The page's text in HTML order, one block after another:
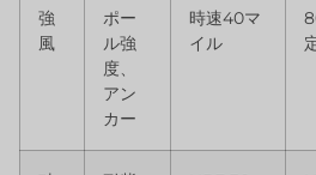
強
風
ポー
ル強
度、
アン
カー
時速40マ
イル